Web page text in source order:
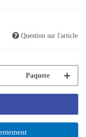
Question sur l'article
Paquete